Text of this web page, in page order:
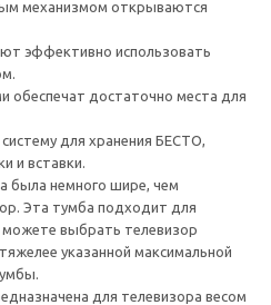
механизмом открываются
эффективно использовать
обеспечат достаточно места для
для хранения БЕСТО,
и вставки.
была немного шире, чем
Эта тумба подходит для
выбрать телевизор
указанной максимальной
для телевизора весом